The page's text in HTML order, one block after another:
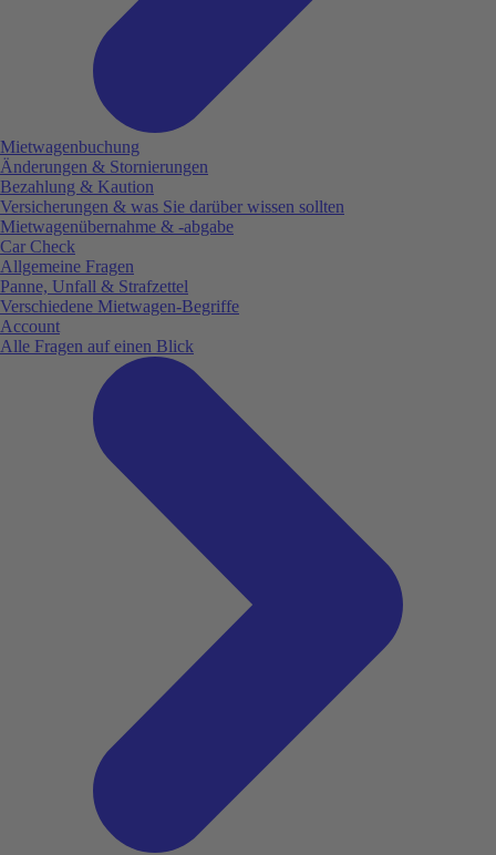
Mietwagenbuchung
Änderungen & Stornierungen
Bezahlung & Kaution
Versicherungen & was Sie darüber wissen sollten
Mietwagenübernahme & -abgabe
Car Check
Allgemeine Fragen
Panne, Unfall & Strafzettel
Verschiedene Mietwagen-Begriffe
Account
Alle Fragen auf einen Blick